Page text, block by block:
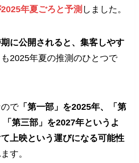
年夏ごろと予測 しました。
に公開されると、集客しやす
も2025年夏の推測のひとつで
で「第一部」を2025年、「第
第三部」を2027年というよ
上映という運びになる可能性
す。